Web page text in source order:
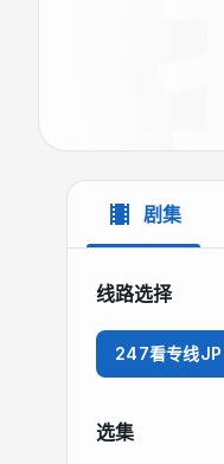
剧集
线路选择
247看专线JP
选集